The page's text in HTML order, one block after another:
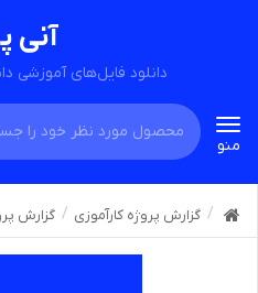
آنی
دانلود فایل‌های آموزشی
Toggle
navigation
منو
گزارش پروژه کارآموزی گزارش